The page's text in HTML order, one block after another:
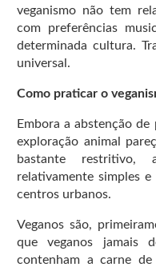
veganismo não tem
com preferências
determinada cultura.
universal.
Como praticar o
Embora a abstenção
exploração animal
bastante
relativamente simples
centros urbanos.
Veganos são,
que veganos jamais
contenham a carne de